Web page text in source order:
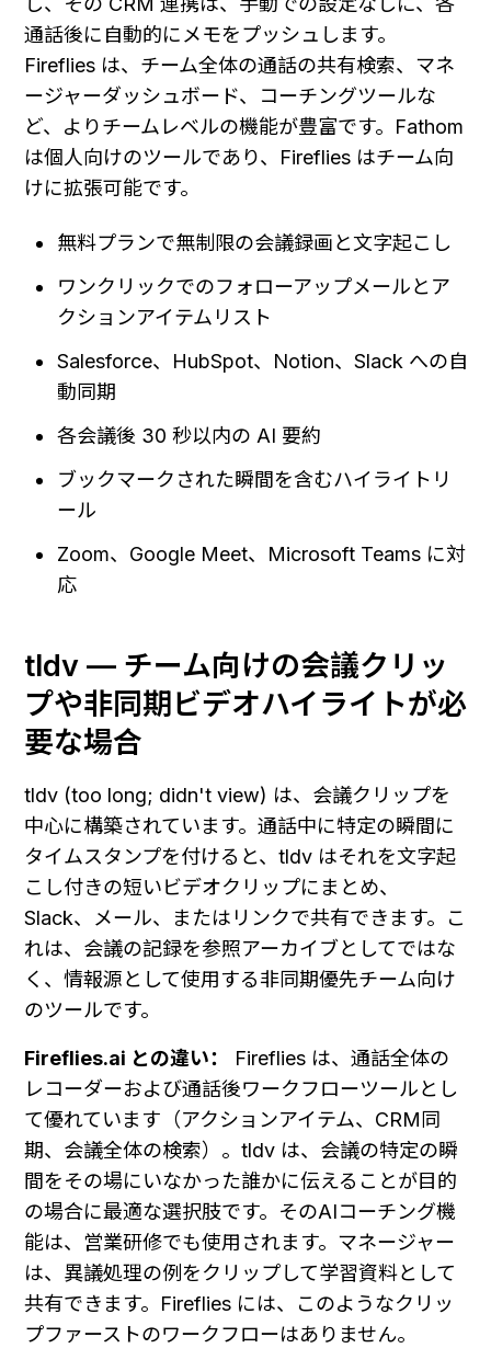
通話後に自動的にメモをプッシュします。
Fireflies は、チーム全体の通話の共有検索、マネ
ージャーダッシュボード、コーチングツールな
ど、よりチームレベルの機能が豊富です。Fathom
は個人向けのツールであり、Fireflies はチーム向
けに拡張可能です。
無料プランで無制限の会議録画と文字起こし
ワンクリックでのフォローアップメールとア
クションアイテムリスト
Salesforce、HubSpot、Notion、Slack への自
動同期
各会議後 30 秒以内の AI 要約
ブックマークされた瞬間を含むハイライトリ
ール
Zoom、Google Meet、Microsoft Teams に対
応
tldv — チーム向けの会議クリッ
プや非同期ビデオハイライトが必
要な場合
tldv (too long; didn't view) は、会議クリップを
中心に構築されています。通話中に特定の瞬間に
タイムスタンプを付けると、tldv はそれを文字起
こし付きの短いビデオクリップにまとめ、
Slack、メール、またはリンクで共有できます。こ
れは、会議の記録を参照アーカイブとしてではな
く、情報源として使用する非同期優先チーム向け
のツールです。
Fireflies.ai との違い：
Fireflies は、通話全体の
レコーダーおよび通話後ワークフローツールとし
て優れています（アクションアイテム、CRM同
期、会議全体の検索）。tldv は、会議の特定の瞬
間をその場にいなかった誰かに伝えることが目的
の場合に最適な選択肢です。そのAIコーチング機
能は、営業研修でも使用されます。マネージャー
は、異議処理の例をクリップして学習資料として
共有できます。Fireflies には、このようなクリッ
プファーストのワークフローはありません。